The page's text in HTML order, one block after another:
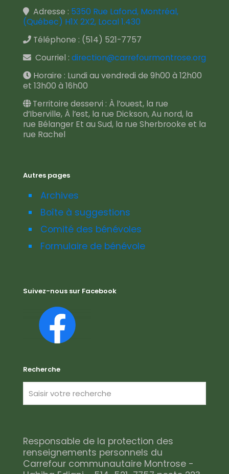
Adresse : 5350 Rue Lafond, Montréal,
(Québec) H1X 2X2, Local 1.430
Téléphone : (514) 521-7757
Courriel : direction@carrefourmontrose.org
Horaire : Lundi au vendredi de 9h00 à 12h00
et 13h00 à 16h00
Territoire desservi : À l’ouest, la rue
d’Iberville, À l’est, la rue Dickson, Au nord, la
rue Bélanger Et au Sud, la rue Sherbrooke et la
rue Rachel
Autres pages
Archives
Boîte à suggestions
Comité des bénévoles
Formulaire de bénévole
Suivez-nous sur Facebook
Recherche
Responsable de la protection des
renseignements personnels du
Carrefour communautaire Montrose -